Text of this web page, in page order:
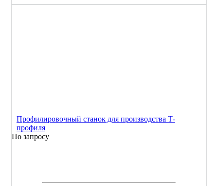
Профилировочный станок для производства Т-
профиля
По запросу